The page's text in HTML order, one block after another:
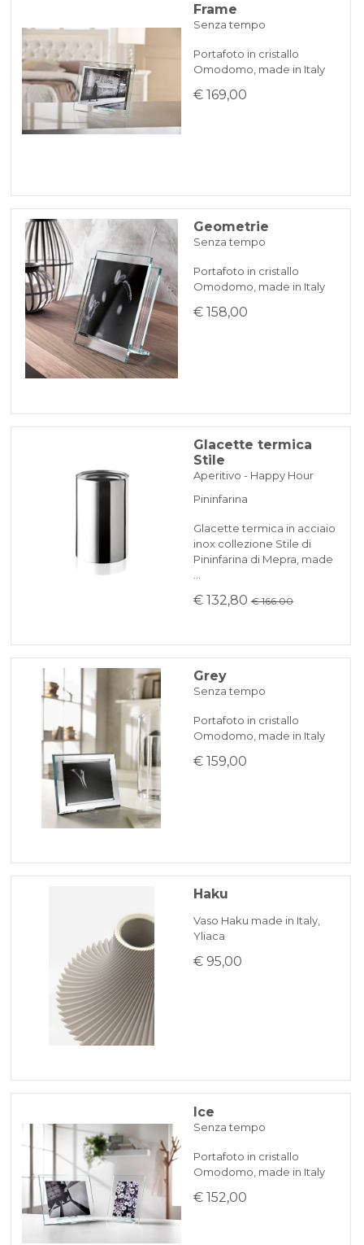
Frame
Senza tempo
Portafoto in cristallo
Omodomo, made in Italy
€ 169,00
Geometrie
Senza tempo
Portafoto in cristallo
Omodomo, made in Italy
€ 158,00
Glacette termica
Stile
Aperitivo - Happy Hour
Pininfarina
Glacette termica in acciaio
inox collezione Stile di
Pininfarina di Mepra, made
€ 132,80 € 166.00
Grey
Senza tempo
Portafoto in cristallo
Omodomo, made in Italy
€ 159,00
Haku
Vaso Haku made in Italy,
Yliaca
€ 95,00
Ice
Senza tempo
Portafoto in cristallo
Omodomo, made in Italy
€ 152,00